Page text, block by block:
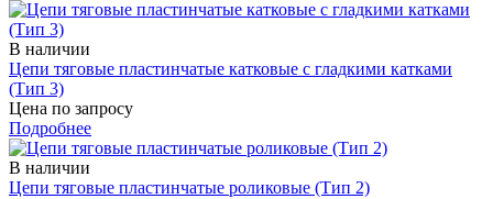
В наличии
Цепи тяговые пластинчатые катковые с гладкими катками
(Тип 3)
Цена по запросу
Подробнее
В наличии
Цепи тяговые пластинчатые роликовые (Тип 2)